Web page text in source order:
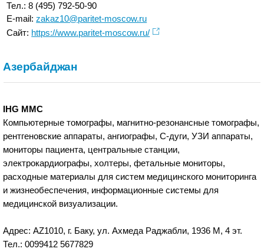
Тел.: 8 (495) 792-50-90
E-mail:zakaz10@paritet-moscow.ru
Сайт: https://www.paritet-moscow.ru/
Азербайджан
IHG MMC
Компьютерные томографы, магнитно-резонансные томографы,
рентгеновские аппараты, ангиографы, С-дуги, УЗИ аппараты,
мониторы пациента, центральные станции,
электрокардиографы, холтеры, фетальные мониторы,
расходные материалы для систем медицинского мониторинга
и жизнеобеспечения, информационные системы для
медицинской визуализации.
Адрес: AZ1010, г. Баку, ул. Ахмеда Раджабли, 1936 М, 4 эт.
Тел.: 0099412 5677829